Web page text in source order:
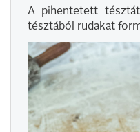
A pihentetett
tésztából rudakat